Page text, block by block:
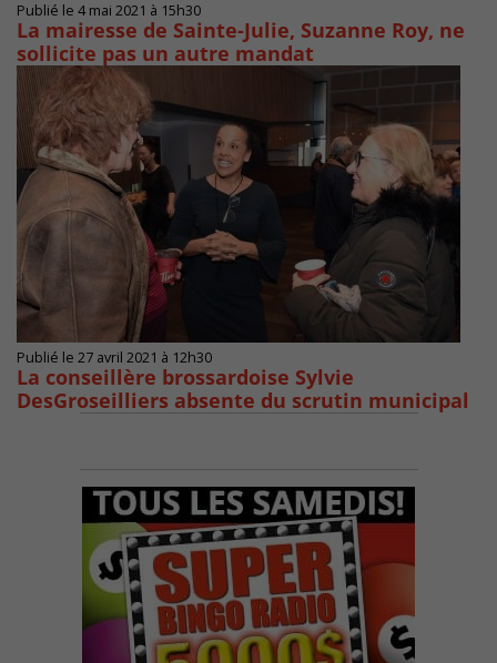
Publié le 4 mai 2021 à 15h30
La mairesse de Sainte-Julie, Suzanne Roy, ne
sollicite pas un autre mandat
Publié le 27 avril 2021 à 12h30
La conseillère brossardoise Sylvie
DesGroseilliers absente du scrutin municipal